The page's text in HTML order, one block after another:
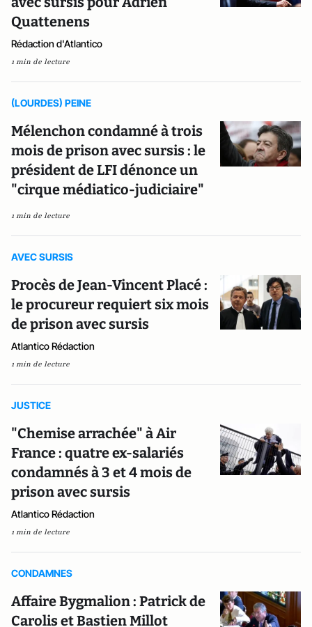
Quattenens
Rédaction d'Atlantico
1 min de lecture
(LOURDES) PEINE
Mélenchon condamné à trois
mois de prison avec sursis : le
président de LFI dénonce un
"cirque médiatico-judiciaire"
1 min de lecture
AVEC SURSIS
Procès de Jean-Vincent Placé :
le procureur requiert six mois
de prison avec sursis
Atlantico Rédaction
1 min de lecture
JUSTICE
"Chemise arrachée" à Air
France : quatre ex-salariés
condamnés à 3 et 4 mois de
prison avec sursis
Atlantico Rédaction
1 min de lecture
CONDAMNES
Affaire Bygmalion : Patrick de
Carolis et Bastien Millot